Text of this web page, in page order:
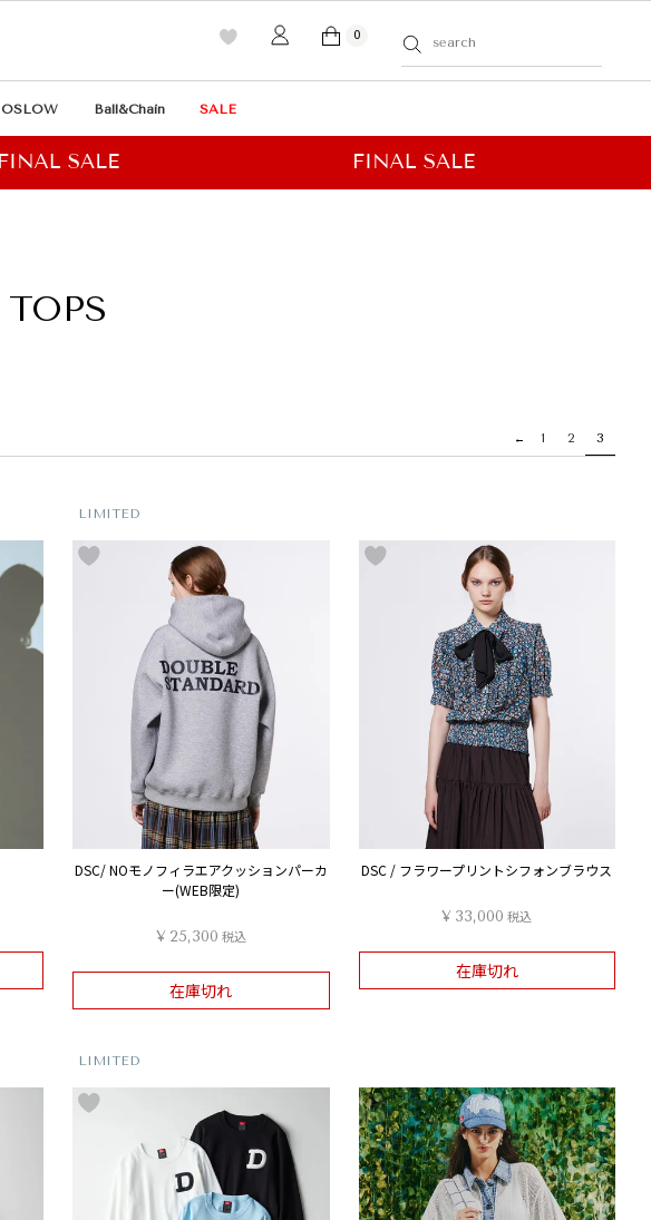
0
OSLOW Ball&Chain SALE
TOPS
1 2 3
LIMITED
DSC/ NOモノフィラエアクッションパーカ
ー(WEB限定)
¥ 25,300 税込
在庫切れ
DSC / フラワープリントシフォンブラウス
¥ 33,000 税込
在庫切れ
LIMITED